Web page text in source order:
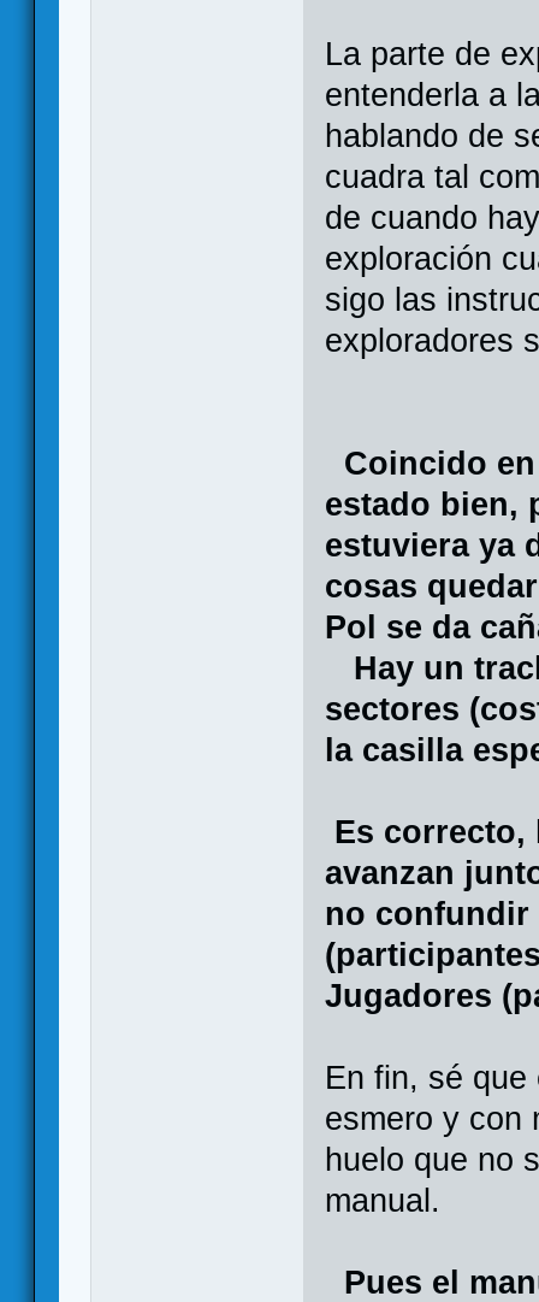
La parte de
entenderla a
hablando de
cuadra tal
de cuando
exploración
sigo las
exploradores
Coincido
estado bien,
estuviera ya
cosas
Pol se da
Hay un
sectores
la casilla
Es correcto,
avanzan
no confundir
Jugadores
En fin, sé
esmero y con
huelo que no
manual.
Pues el